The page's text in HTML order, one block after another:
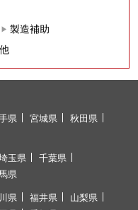
製造補助
県 宮城県
秋田県
玉県
千葉県
県
県 福井県
山梨県